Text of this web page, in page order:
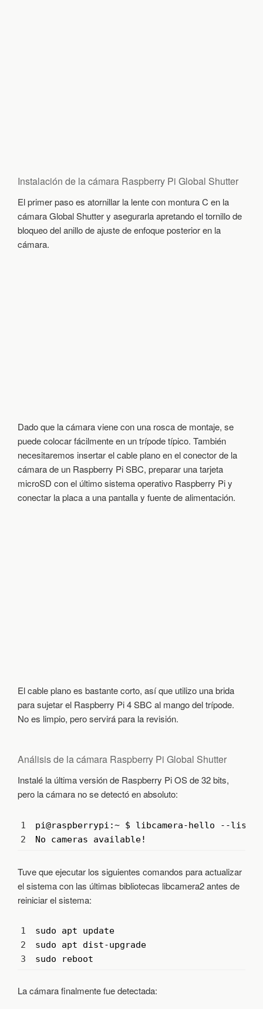
Instalación de la cámara Raspberry Pi Global Shutter
El primer paso es atornillar la lente con montura C en la
cámara Global Shutter y asegurarla apretando el tornillo de
bloqueo del anillo de ajuste de enfoque posterior en la
cámara.
Dado que la cámara viene con una rosca de montaje, se
puede colocar fácilmente en un trípode típico. También
necesitaremos insertar el cable plano en el conector de la
cámara de un Raspberry Pi SBC, preparar una tarjeta
microSD con el último sistema operativo Raspberry Pi y
conectar la placa a una pantalla y fuente de alimentación.
El cable plano es bastante corto, así que utilizo una brida
para sujetar el Raspberry Pi 4 SBC al mango del trípode.
No es limpio, pero servirá para la revisión.
Análisis de la cámara Raspberry Pi Global Shutter
Instalé la última versión de Raspberry Pi OS de 32 bits,
pero la cámara no se detectó en absoluto:
1
2
pi@raspberrypi :~ $ libcamera-hello --list
No cameras available!
Tuve que ejecutar los siguientes comandos para actualizar
el sistema con las últimas bibliotecas libcamera2 antes de
reiniciar el sistema:
1
2
3
sudo apt update
sudo apt dist-upgrade
sudo
reboot
La cámara finalmente fue detectada: